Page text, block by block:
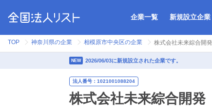
企業一覧 新規設立企業
TOP 神奈川県の企業 相模原市中央区の企業 株式会社未来綜合開発
NEW 2026/06/03に新規設立された企業です。
法人番号：1021001088204
株式会社未来綜合開発